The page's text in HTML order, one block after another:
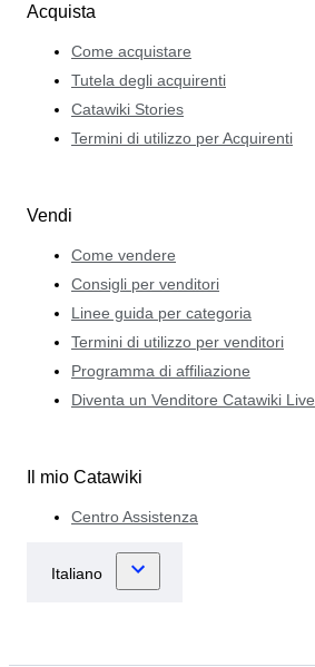
Acquista
Come acquistare
Tutela degli acquirenti
Catawiki Stories
Termini di utilizzo per Acquirenti
Vendi
Come vendere
Consigli per venditori
Linee guida per categoria
Termini di utilizzo per venditori
Programma di affiliazione
Diventa un Venditore Catawiki Live
Il mio Catawiki
Centro Assistenza